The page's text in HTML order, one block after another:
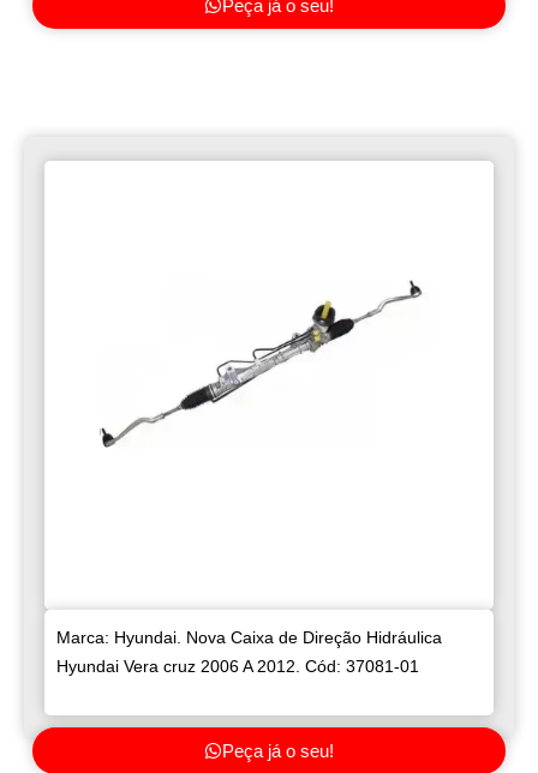
Peça já o seu!
Marca: Hyundai. Nova Caixa de Direção Hidráulica
Hyundai Vera cruz 2006 A 2012. Cód: 37081-01
Peça já o seu!